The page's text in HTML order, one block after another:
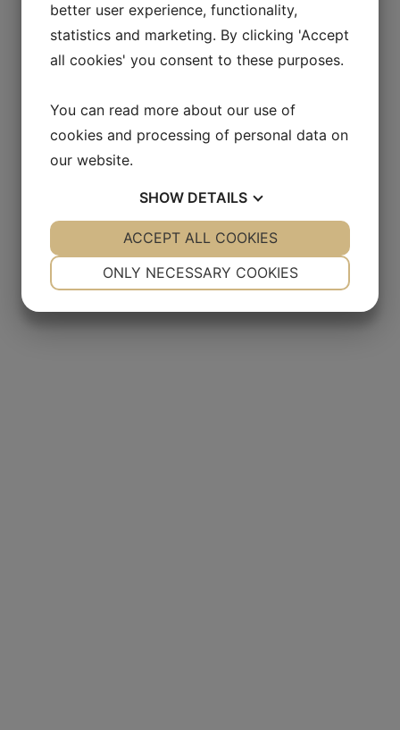
better user experience, functionality,
statistics and marketing. By clicking 'Accept
all cookies' you consent to these purposes.
You can read more about our use of
cookies and processing of personal data on
our website.
SHOW DETAILS
YES NO YES NO
ONLY NECESSARY COOKIES
ACCEPT ALL COOKIES